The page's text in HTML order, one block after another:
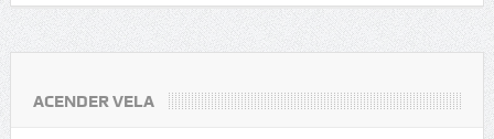
ACENDER VELA